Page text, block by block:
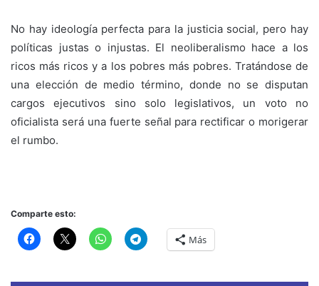
No hay ideología perfecta para la justicia social, pero hay
políticas justas o injustas. El neoliberalismo hace a los
ricos más ricos y a los pobres más pobres. Tratándose de
una elección de medio término, donde no se disputan
cargos ejecutivos sino solo legislativos, un voto no
oficialista será una fuerte señal para rectificar o morigerar
el rumbo.
Comparte esto:
Más